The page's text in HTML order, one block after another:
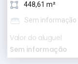
448,61 m²
Sem informação
Valor do aluguel
Sem informação